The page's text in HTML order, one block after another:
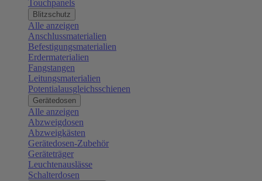
Touchpanels
Blitzschutz
Alle anzeigen
Anschlussmaterialien
Befestigungsmaterialien
Erdermaterialien
Fangstangen
Leitungsmaterialien
Potentialausgleichsschienen
Gerätedosen
Alle anzeigen
Abzweigdosen
Abzweigkästen
Gerätedosen-Zubehör
Geräteträger
Leuchtenauslässe
Schalterdosen